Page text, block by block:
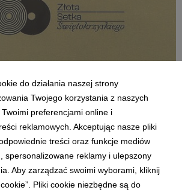
Dziesiątce”
do działania naszej strony
Twojego korzystania z naszych
Twoimi preferencjami online i
reklamowych. Akceptując nasze pliki
treści oraz funkcje mediów
spersonalizowane reklamy i ulepszony
Aby zarządzać swoimi wyborami, kliknij
cookie”. Pliki cookie niezbędne są do